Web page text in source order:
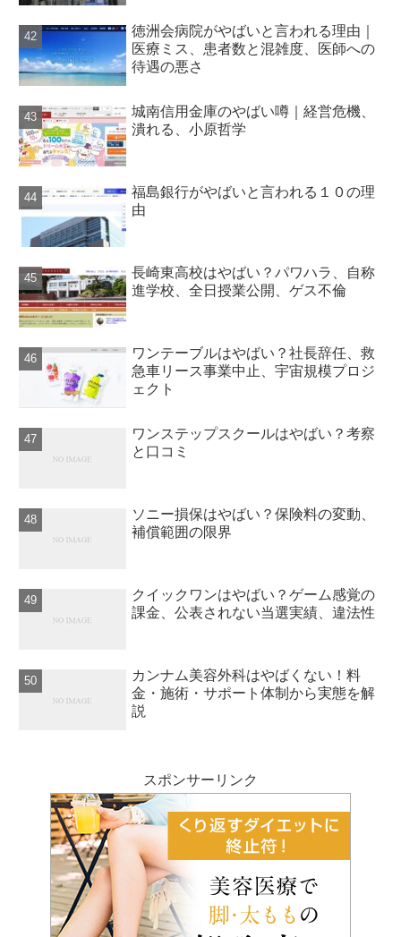
徳洲会病院がやばいと言われる理由｜
医療ミス、患者数と混雑度、医師への
待遇の悪さ
城南信用金庫のやばい噂｜経営危機、
潰れる、小原哲学
福島銀行がやばいと言われる１０の理
由
長崎東高校はやばい？パワハラ、自称
進学校、全日授業公開、ゲス不倫
ワンテーブルはやばい？社長辞任、救
急車リース事業中止、宇宙規模プロジ
ェクト
ワンステップスクールはやばい？考察
と口コミ
ソニー損保はやばい？保険料の変動、
補償範囲の限界
クイックワンはやばい？ゲーム感覚の
課金、公表されない当選実績、違法性
カンナム美容外科はやばくない！料
金・施術・サポート体制から実態を解
説
スポンサーリンク